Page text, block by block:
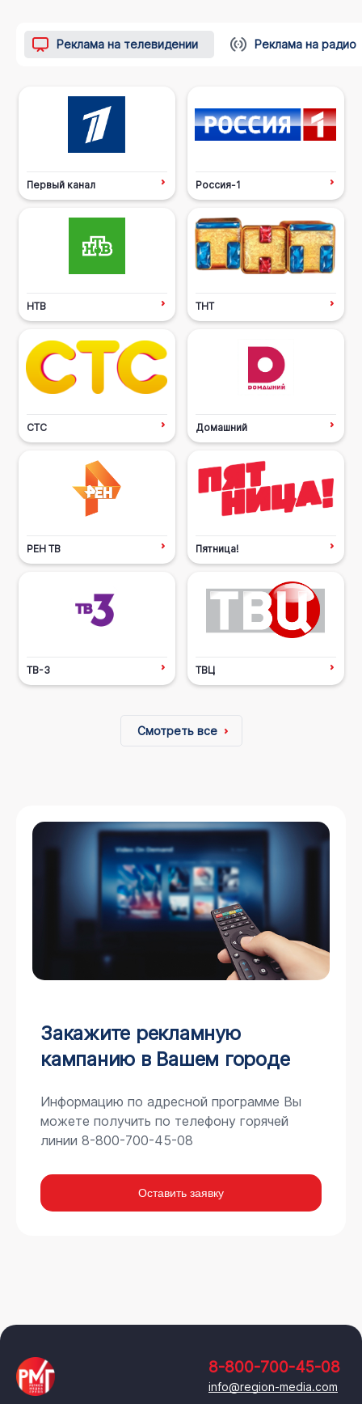
Реклама на телевидении Реклама на радио
Первый канал Россия-1
НТВ ТНТ
СТС Домашний
РЕН ТВ Пятница!
ТВ-3 ТВЦ
Смотреть все
Закажите рекламную
кампанию в Вашем городе
Информацию по адресной программе Вы
можете получить по телефону горячей
линии 8-800-700-45-08
Оставить заявку
8-800-700-45-08
info@region-media.com